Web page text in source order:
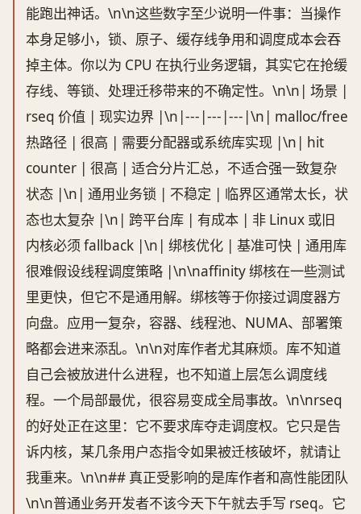
能跑出神话。\n\n这些数字至少说明一件事：当操作
本身足够小，锁、原子、缓存线争用和调度成本会吞
掉主体。你以为 CPU 在执行业务逻辑，其实它在抢缓
存线、等锁、处理迁移带来的不确定性。\n\n| 场景 |
rseq 价值 | 现实边界 |\n|---|---|---|\n| malloc/free
热路径 | 很高 | 需要分配器或系统库实现 |\n| hit
counter | 很高 | 适合分片汇总，不适合强一致复杂
状态 |\n| 通用业务锁 | 不稳定 | 临界区通常太长，状
态也太复杂 |\n| 跨平台库 | 有成本 | 非 Linux 或旧
内核必须 fallback |\n| 绑核优化 | 基准可快 | 通用库
很难假设线程调度策略 |\n\naffinity 绑核在一些测试
里更快，但它不是通用解。绑核等于你接过调度器方
向盘。应用一复杂，容器、线程池、NUMA、部署策
略都会进来添乱。\n\n对库作者尤其麻烦。库不知道
自己会被放进什么进程，也不知道上层怎么调度线
程。一个局部最优，很容易变成全局事故。\n\nrseq
的好处正在这里：它不要求库夺走调度权。它只是告
诉内核，某几条用户态指令如果被迁核破坏，就请让
我重来。\n\n## 真正受影响的是库作者和高性能团队
\n\n普通业务开发者不该今天下午就去手写 rseq。它